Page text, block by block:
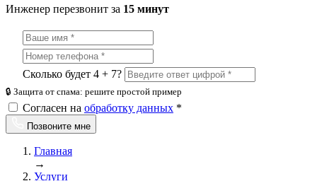
Инженер перезвонит за 15 минут
Сколько будет 4 + 7?
🔒 Защита от спама: решите простой пример
Согласен на обработку данных *
Позвоните мне
Главная
→
Услуги